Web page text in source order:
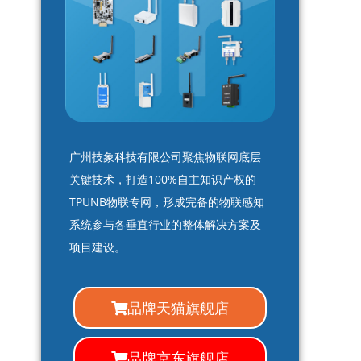
广州技象科技有限公司聚焦物联网底层
关键技术，打造100%自主知识产权的
TPUNB物联专网，形成完备的物联感知
系统参与各垂直行业的整体解决方案及
项目建设。
品牌天猫旗舰店